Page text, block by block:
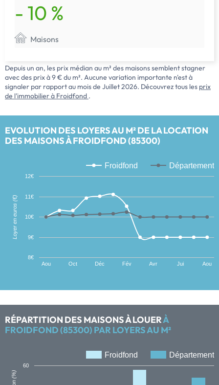
- 10 %
Maisons
Depuis un an, les prix médian au m² des maisons semblent stagner
avec des prix à 9 € du m². Aucune variation importante n'est à
signaler par rapport au mois de Juillet 2026. Découvrez tous les prix
de l'immobilier à Froidfond .
EVOLUTION DES LOYERS AU M² DE LA LOCATION
DES MAISONS À FROIDFOND (85300)
Froidfond Département
Aou Oct Déc Fév Avr Jui Aou
8€
9€
10€
11€
12€
Loyer en euros (€)
RÉPARTITION DES MAISONS À LOUERÀ
FROIDFOND (85300) PAR LOYERS AU M²
Froidfond Département
60